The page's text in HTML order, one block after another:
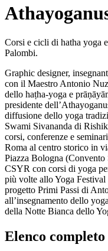
Corsi e cicli di hatha yoga
Palombi.
Graphic designer,
con il Maestro Antonio
dello haṭha-yoga e
presidente
diffusione dello yoga
Swami Sivananda di
corsi, conferenze e
Roma al centro storico in
Piazza Bologna
CSYR con corsi di yoga
più volte allo Yoga
progetto Primi Passi di
all’insegnamento dello
della Notte Bianca dello
Elenco